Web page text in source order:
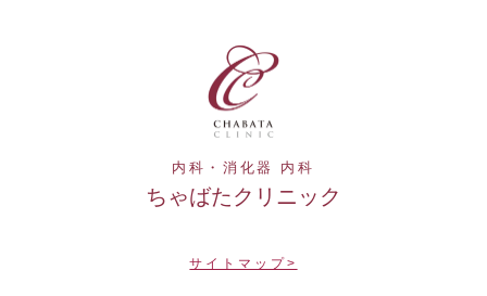
内科・消化器 内科
ちゃばたクリニック
サイトマップ>